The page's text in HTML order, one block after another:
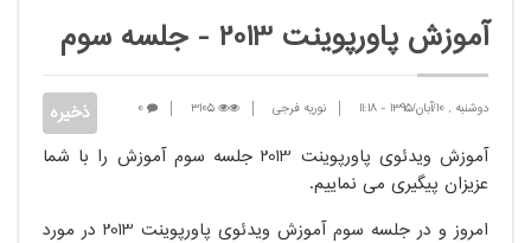
آموزش پاورپوینت 2013 - جلسه سوم
دوشنبه , 10/آبان/1395 -
11:18 نوریه فرجی 3105
آموزش ویدئوی پاورپوینت 2013 جلسه ​سوم آموزش را با شما
عزیزان ​پیگیری می نماییم.
امروز و در جلسه سوم ​آموزش ویدئوی پاورپوینت 2013 در مورد